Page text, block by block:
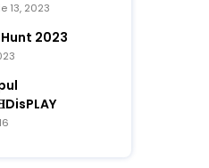
13, 2023
2023